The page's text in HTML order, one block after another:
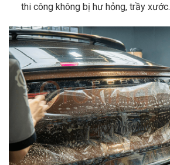
thi công không bị hư hỏng, trầy xước.